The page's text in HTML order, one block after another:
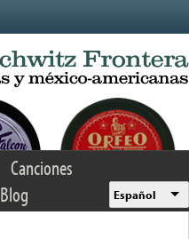
Canciones
Blog Español